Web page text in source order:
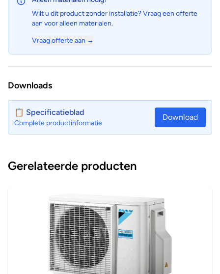
Wilt u dit product zonder installatie? Vraag een offerte
aan voor alleen materialen.
Vraag offerte aan →
Downloads
📋 Specificatieblad
Complete productinformatie
Download
Gerelateerde producten